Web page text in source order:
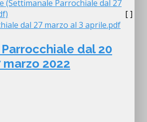
dal 27 marzo al 3 aprile.pdf
[ ]
dal 20
marzo 2022